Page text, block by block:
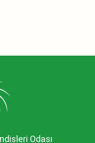
Odası